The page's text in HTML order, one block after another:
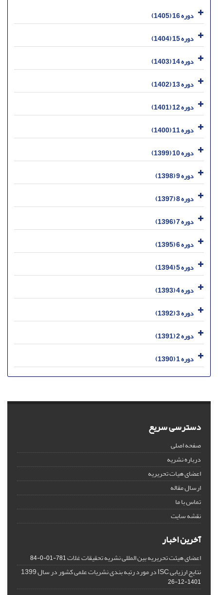
دوره 16 (1405)
دوره 15 (1404)
دوره 14 (1403)
دوره 13 (1402)
دوره 12 (1401)
دوره 11 (1400)
دوره 10 (1399)
دوره 9 (1398)
دوره 8 (1397)
دوره 7 (1396)
دوره 6 (1395)
دوره 5 (1394)
دوره 4 (1393)
دوره 3 (1392)
دوره 2 (1391)
دوره 1 (1390)
دسترسی سریع
صفحه اصلی
درباره نشریه
اعضای هیات تحریریه
ارسال مقاله
تماس با ما
نقشه سایت
آخرین اخبار
اعضای هیئت تحریریه بین المللی نشریه تحقیقات غلات781-01-0-84
نتایج ارزیابی ISC در مورد رتبه بندی نشریات علمی کشور در سال 1399
1401-12-26